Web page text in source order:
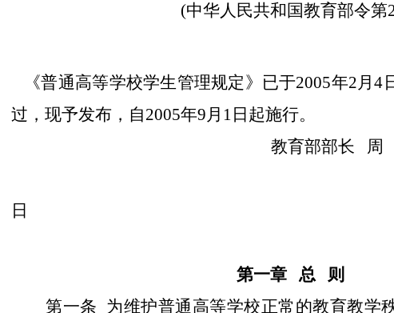
(中华人民共和国教育部令第
《普通高等学校学生管理规定》已于2005年2月4
过，现予发布，自2005年9月1日起施行。
教育部部长
二○○五
日
第一章 总 则
第一条 为维护普通高等学校正常的教育教学